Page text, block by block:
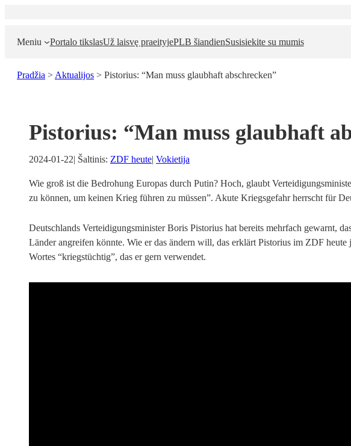
turinio
Meniu Portalo tikslasUž laisvę praeityjePLB šiandienSusisiekite su mumis
Pradžia > Aktualijos > Pistorius: “Man muss glaubhaft abschrecken”
Pistorius: “Man muss glaubhaft
2024-01-22| Šaltinis: ZDF heute| Vokietija
Wie groß ist die Bedrohung Europas durch Putin? Hoch, glaubt
zu können, um keinen Krieg führen zu müssen”. Akute Kriegsgefahr herrscht für
Deutschlands Verteidigungsminister Boris Pistorius hat bereits mehrfach gewarnt,
Länder angreifen könnte. Wie er das ändern will, das erklärt Pistorius im ZDF
Wortes “kriegstüchtig”, das er gern verwendet.